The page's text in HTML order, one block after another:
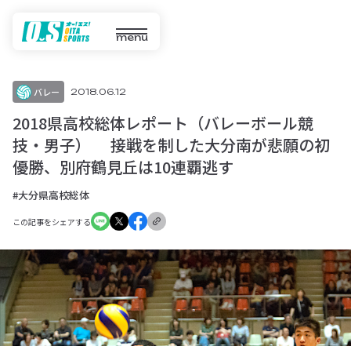
menu
バレー 2018.06.12
2018県高校総体レポート（バレーボール競
技・男子） 接戦を制した大分南が悲願の初
優勝、別府鶴見丘は10連覇逃す
#大分県高校総体
この記事をシェアする